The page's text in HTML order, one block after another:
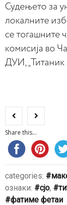
Судењето за
локалните
се тогашните
комисија во
ДУИ, „Титаник
Share this...
categories:
ознаки:
сјо,
фатиме фетаи